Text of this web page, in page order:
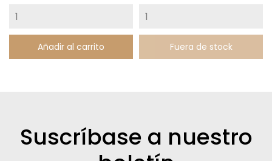
Añadir al carrito Fuera de stock
Suscríbase a nuestro